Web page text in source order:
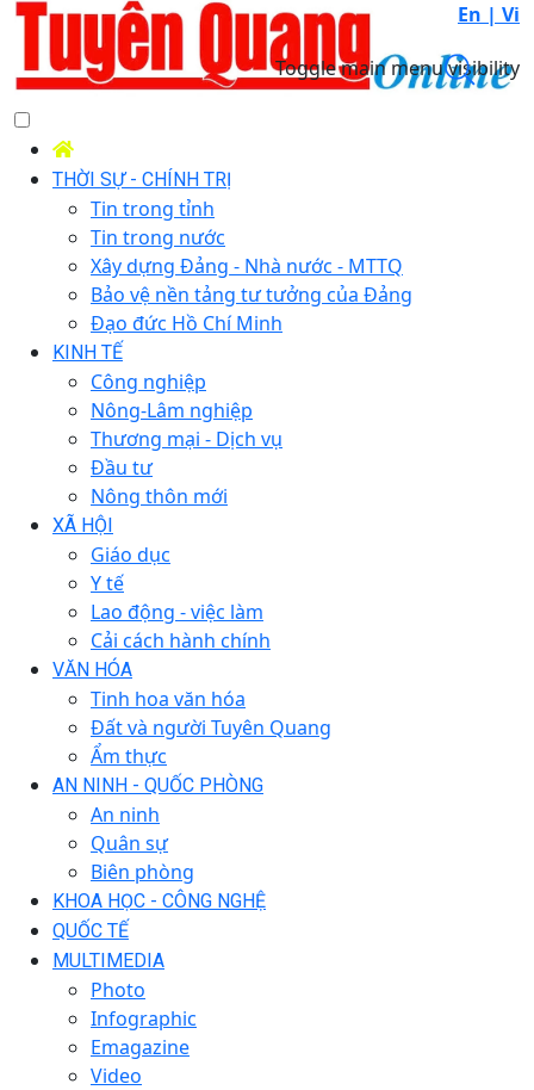
En | Vi
Toggle main menu visibility
THỜI SỰ - CHÍNH TRỊ
Tin trong tỉnh
Tin trong nước
Xây dựng Đảng - Nhà nước - MTTQ
Bảo vệ nền tảng tư tưởng của Đảng
Đạo đức Hồ Chí Minh
KINH TẾ
Công nghiệp
Nông-Lâm nghiệp
Thương mại - Dịch vụ
Đầu tư
Nông thôn mới
XÃ HỘI
Giáo dục
Y tế
Lao động - việc làm
Cải cách hành chính
VĂN HÓA
Tinh hoa văn hóa
Đất và người Tuyên Quang
Ẩm thực
AN NINH - QUỐC PHÒNG
An ninh
Quân sự
Biên phòng
KHOA HỌC - CÔNG NGHỆ
QUỐC TẾ
MULTIMEDIA
Photo
Infographic
Emagazine
Video